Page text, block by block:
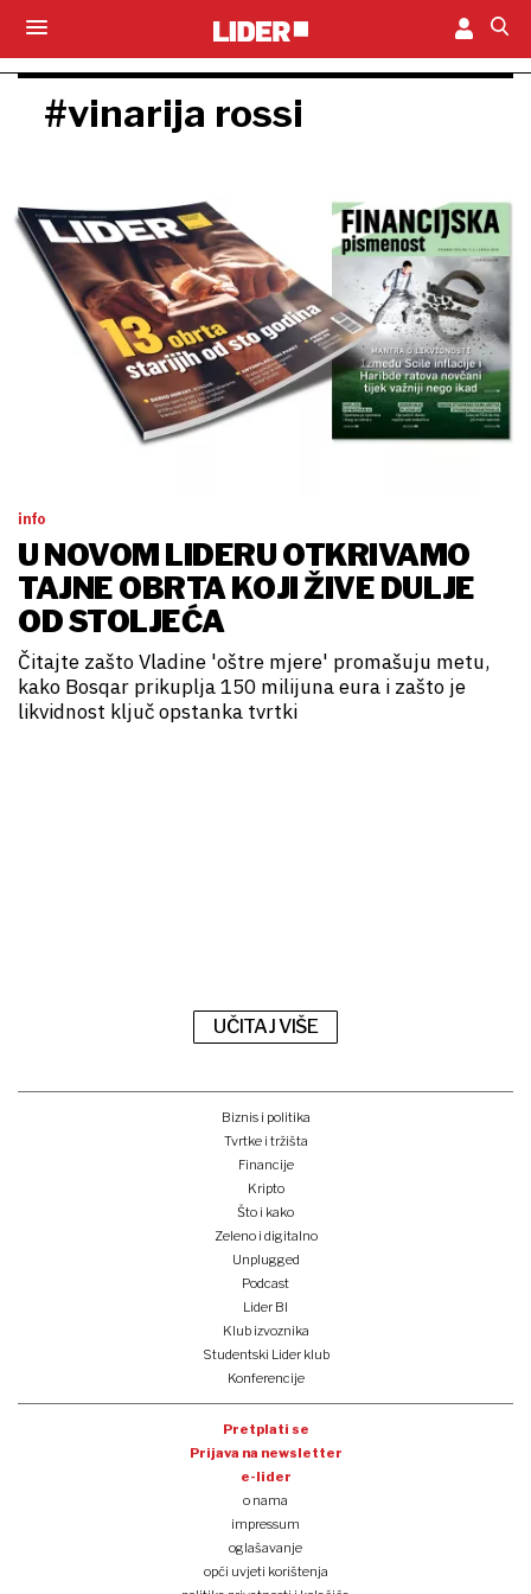
#vinarija rossi
info
U NOVOM LIDERU OTKRIVAMO
TAJNE OBRTA KOJI ŽIVE DULJE
OD STOLJEĆA
Čitajte zašto Vladine 'oštre mjere' promašuju metu,
kako Bosqar prikuplja 150 milijuna eura i zašto je
likvidnost ključ opstanka tvrtki
UČITAJ VIŠE
Biznis i politika
Tvrtke i tržišta
Financije
Kripto
Što i kako
Zeleno i digitalno
Unplugged
Podcast
Lider BI
Klub izvoznika
Studentski Lider klub
Konferencije
Pretplati se
Prijava na newsletter
e-lider
o nama
impressum
oglašavanje
opći uvjeti korištenja